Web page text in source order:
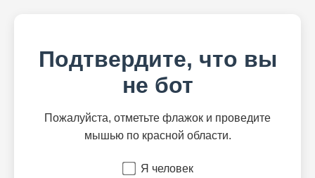
Подтвердите, что вы
не бот
Пожалуйста, отметьте флажок и проведите
мышью по красной области.
Я человек